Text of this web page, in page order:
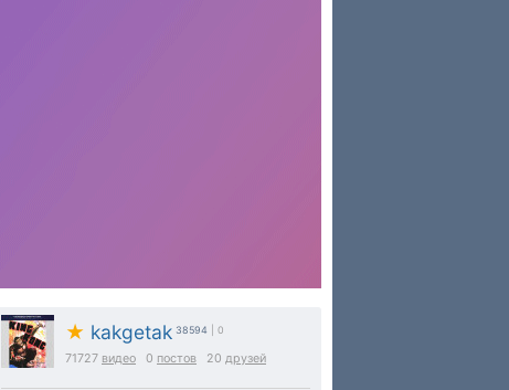
★ kakgetak 38594 | 0
71727 видео 0 постов 20 друзей